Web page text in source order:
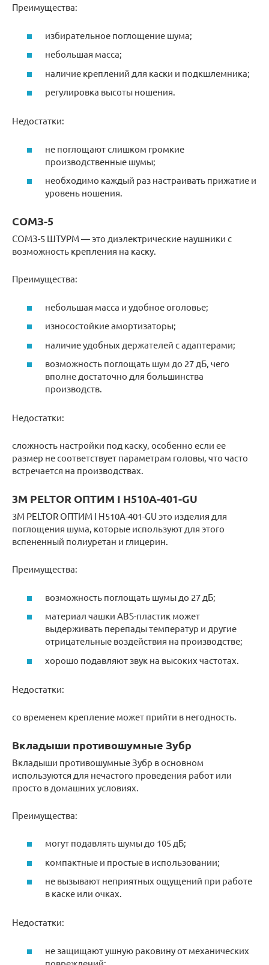
Преимущества:
избирательное поглощение шума;
небольшая масса;
наличие креплений для каски и подкшлемника;
регулировка высоты ношения.
Недостатки:
не поглощают слишком громкие
производственные шумы;
необходимо каждый раз настраивать прижатие и
уровень ношения.
СОМЗ-5
СОМЗ-5 ШТУРМ — это диэлектрические наушники с
возможность крепления на каску.
Преимущества:
небольшая масса и удобное оголовье;
износостойкие амортизаторы;
наличие удобных держателей с адаптерами;
возможность поглощать шум до 27 дБ, чего
вполне достаточно для большинства
производств.
Недостатки:
cложность настройки под каску, особенно если ее
размер не соответствует параметрам головы, что часто
встречается на производствах.
3M PELTOR ОПТИМ I H510A-401-GU
3M PELTOR ОПТИМ I H510A-401-GU это изделия для
поглощения шума, которые используют для этого
вспененный полиуретан и глицерин.
Преимущества:
возможность поглощать шумы до 27 дБ;
материал чашки ABS-пластик может
выдерживать перепады температур и другие
отрицательные воздействия на производстве;
хорошо подавляют звук на высоких частотах.
Недостатки:
со временем крепление может прийти в негодность.
Вкладыши противошумные Зубр
Вкладыши противошумные Зубр в основном
используются для нечастого проведения работ или
просто в домашних условиях.
Преимущества:
могут подавлять шумы до 105 дБ;
компактные и простые в использовании;
не вызывают неприятных ощущений при работе
в каске или очках.
Недостатки:
не защищают ушную раковину от механических
повреждений;